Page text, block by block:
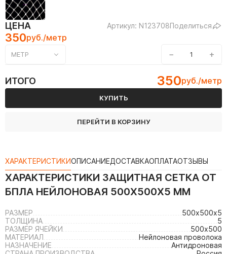
ЦЕНА Артикул: N123708Поделиться
350руб./метр
МЕТР − +
ИТОГО 350руб./метр
КУПИТЬ
ПЕРЕЙТИ В КОРЗИНУ
ХАРАКТЕРИСТИКИОПИСАНИЕДОСТАВКАОПЛАТАОТЗЫВЫ
ХАРАКТЕРИСТИКИ ЗАЩИТНАЯ СЕТКА ОТ
БПЛА НЕЙЛОНОВАЯ 500Х500Х5 ММ
РАЗМЕР
500х500х5
ТОЛЩИНА
5
РАЗМЕР ЯЧЕЙКИ
500х500
МАТЕРИАЛ
Нейлоновая проволока
НАЗНАЧЕНИЕ
Антидроновая